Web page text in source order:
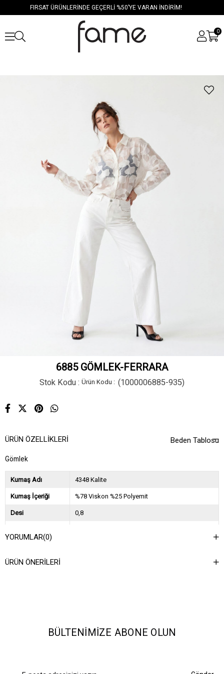
FIRSAT ÜRÜNLERİNDE GEÇERLİ %50’YE VARAN İNDİRİM!
0
6885 GÖMLEK-FERRARA
Stok Kodu (1000006885-935)
Beden Tablosu
ÜRÜN ÖZELLIKLERI
Gömlek
Kumaş Adı 4348 Kalite
Kumaş İçeriği %78 Viskon %25 Polyemit
Desi 0,8
Asorti Bilgisi
YORUMLAR(0)
ÜRÜN ÖNERILERI
BÜLTENIMIZE ABONE OLUN